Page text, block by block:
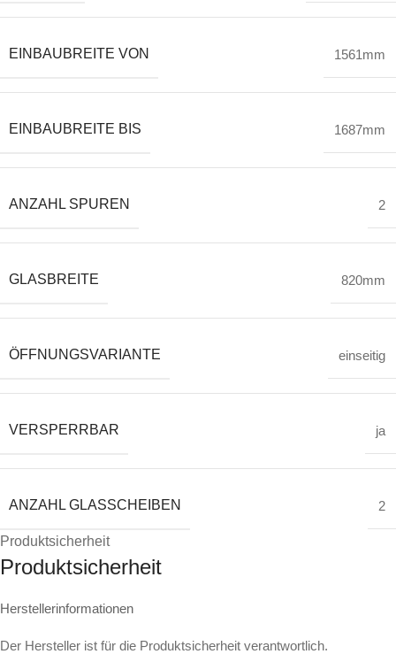
EINBAUBREITE VON 1561mm
EINBAUBREITE BIS 1687mm
ANZAHL SPUREN 2
GLASBREITE 820mm
ÖFFNUNGSVARIANTE einseitig
VERSPERRBAR ja
ANZAHL GLASSCHEIBEN 2
Produktsicherheit
Produktsicherheit
Herstellerinformationen
Der Hersteller ist für die Produktsicherheit verantwortlich.